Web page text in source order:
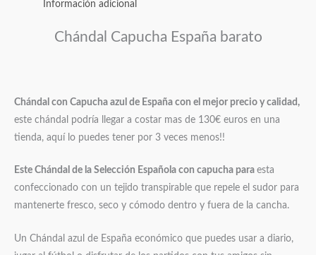
Información adicional
Chándal Capucha España barato
Chándal con Capucha azul de España con el mejor precio y calidad,
este chándal podría llegar a costar mas de 130€ euros en una
tienda, aquí lo puedes tener por 3 veces menos!!
Este Chándal de la Selección Española con capucha para esta
confeccionado con un tejido transpirable que repele el sudor para
mantenerte fresco, seco y cómodo dentro y fuera de la cancha.
Un Chándal azul de España económico que puedes usar a diario,